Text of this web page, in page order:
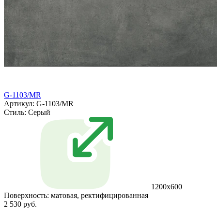
G-1103/MR
Артикул: G-1103/MR
Стиль: Серый
1200x600
Поверхность: матовая, ректифицированная
2 530 руб.